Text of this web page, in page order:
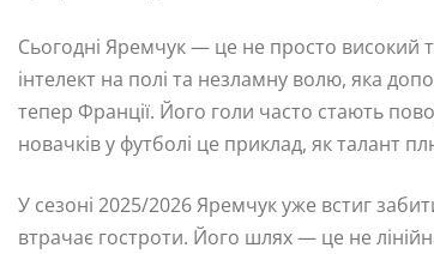
Сьогодні Яремчук — це не просто високий
інтелект на полі та незламну волю, яка
тепер Франції. Його голи часто стають
новачків у футболі це приклад, як талант
У сезоні 2025/2026 Яремчук уже встиг
втрачає гостроти. Його шлях — це не